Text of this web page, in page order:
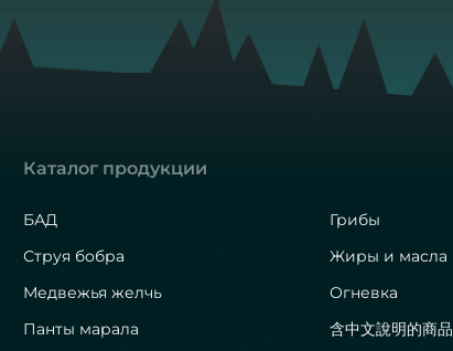
Каталог продукции
БАД
Струя бобра
Медвежья желчь
Панты марала
Грибы
Жиры и масла
Огневка
含中文說明的商品